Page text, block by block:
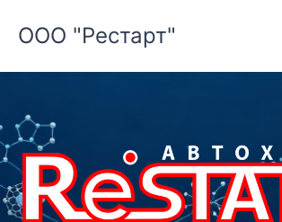
ООО "Рестарт"